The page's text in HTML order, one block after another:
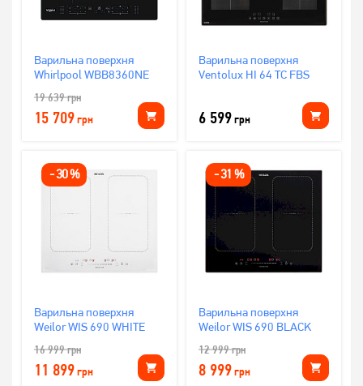
Варильна поверхня
Whirlpool WBB8360NE
19 639грн
15 709грн
Варильна поверхня
Ventolux HI 64 TC FBS
6 599грн
-30%
Варильна поверхня
Weilor WIS 690 WHITE
16 999грн
11 899грн
-31 %
Варильна поверхня
Weilor WIS 690 BLACK
12 999грн
8 999грн